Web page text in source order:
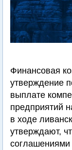
Финансовая
утверждение
выплате
предприятий
в ходе
утверждают,